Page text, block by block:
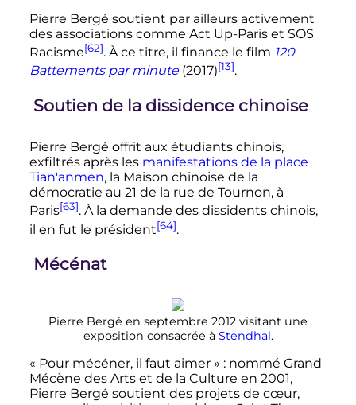
Pierre Bergé soutient par ailleurs activement
des associations comme Act Up-Paris et SOS
Racisme[62]. À ce titre, il finance le film 120
Battements par minute(2017)[13].
Soutien de la dissidence chinoise
Pierre Bergé offrit aux étudiants chinois,
exfiltrés après les manifestations de la place
Tian'anmen, la Maison chinoise de la
démocratie au 21 de la rue de Tournon, à
Paris[63]. À la demande des dissidents chinois,
il en fut le président[64].
Mécénat
Pierre Bergé en septembre 2012 visitant une
exposition consacrée à Stendhal.
« Pour mécéner, il faut aimer » : nommé Grand
Mécène des Arts et de la Culture en 2001,
Pierre Bergé soutient des projets de cœur,